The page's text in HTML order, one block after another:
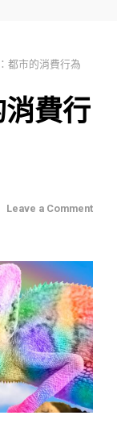
都市的消費行為
費行
Leave a Comment